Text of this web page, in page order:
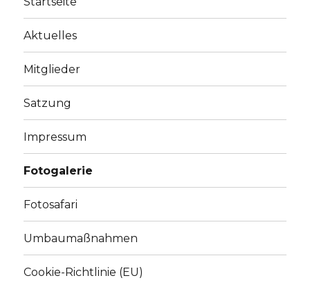
Aktuelles
Mitglieder
Satzung
Impressum
Fotogalerie
Fotosafari
Umbaumaßnahmen
Cookie-Richtlinie (EU)